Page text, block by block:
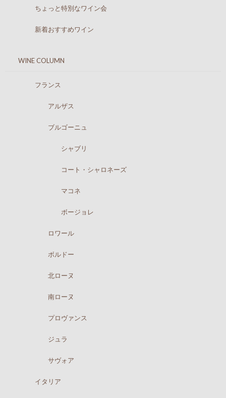
ちょっと特別なワイン会
新着おすすめワイン
WINE COLUMN
フランス
アルザス
ブルゴーニュ
シャブリ
コート・シャロネーズ
マコネ
ボージョレ
ロワール
ボルドー
北ローヌ
南ローヌ
プロヴァンス
ジュラ
サヴォア
イタリア